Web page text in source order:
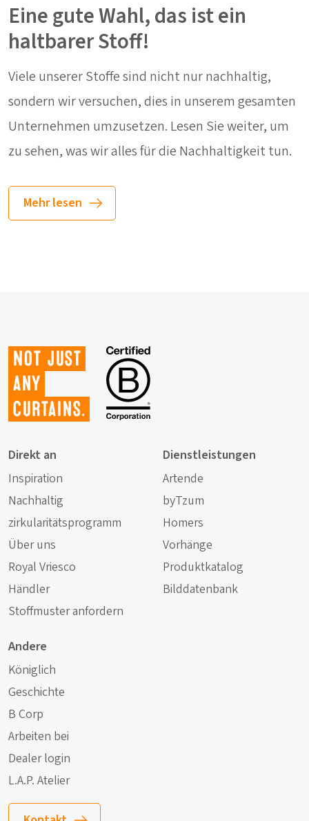
Eine gute Wahl, das ist ein
haltbarer Stoff!
Viele unserer Stoffe sind nicht nur nachhaltig,
sondern wir versuchen, dies in unserem gesamten
Unternehmen umzusetzen. Lesen Sie weiter, um
zu sehen, was wir alles für die Nachhaltigkeit tun.
Mehr lesen
Not just
any
curtains.
Direkt an
Inspiration
Nachhaltig
zirkularitätsprogramm
Über uns
Royal Vriesco
Händler
Stoffmuster anfordern
Dienstleistungen
Artende
byTzum
Homers
Vorhänge
Produktkatalog
Bilddatenbank
Andere
Königlich
Geschichte
B Corp
Arbeiten bei
Dealer login
L.A.P. Atelier